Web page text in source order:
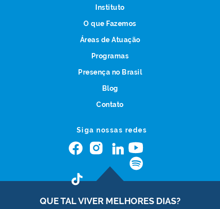
Instituto
O que Fazemos
Áreas de Atuação
Programas
Presença no Brasil
Blog
Contato
Siga nossas redes
QUE TAL VIVER MELHORES DIAS?